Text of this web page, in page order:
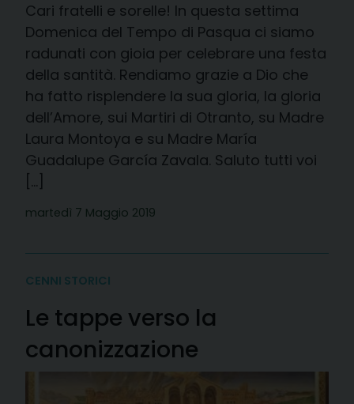
Cari fratelli e sorelle! In questa settima
Domenica del Tempo di Pasqua ci siamo
radunati con gioia per celebrare una festa
della santità. Rendiamo grazie a Dio che
ha fatto risplendere la sua gloria, la gloria
dell’Amore, sui Martiri di Otranto, su Madre
Laura Montoya e su Madre María
Guadalupe García Zavala. Saluto tutti voi
[…]
martedì 7 Maggio 2019
CENNI STORICI
Le tappe verso la
canonizzazione